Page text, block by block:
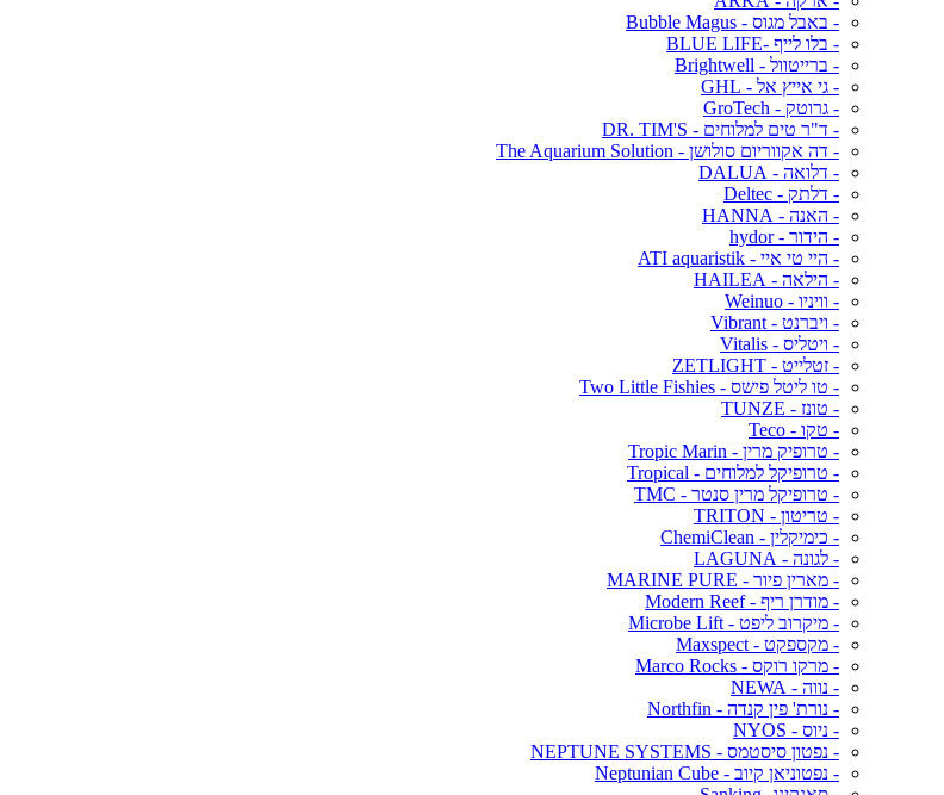
- באבל מגוס - Bubble Magus
- בלו לייף -BLUE LIFE
- ברייטוול - Brightwell
- גי אייץ אל - GHL
- גרוטק - GroTech
- ד"ר טים למלוחים - DR. TIM'S
- דה אקווריום סולושן - The Aquarium Solution
- דלואה - DALUA
- דלתק - Deltec
- האנה - HANNA
- הידור - hydor
- היי טי איי - ATI aquaristik
- הילאה - HAILEA
- וויניו - Weinuo
- ויברנט - Vibrant
- ויטליס - Vitalis
- זטלייט - ZETLIGHT
- טו ליטל פישס - Two Little Fishies
- טונז - TUNZE
- טקו - Teco
- טרופיק מרין - Tropic Marin
- טרופיקל למלוחים - Tropical
- טרופיקל מרין סנטר - TMC
- טריטון - TRITON
- כימיקלין - ChemiClean
- לגונה - LAGUNA
- מארין פיור - MARINE PURE
- מודרן ריף - Modern Reef
- מיקרוב ליפט - Microbe Lift
- מקספקט - Maxspect
- מרקו רוקס - Marco Rocks
- נווה - NEWA
- נורת' פין קנדה - Northfin
- ניוס - NYOS
- נפטון סיסטמס - NEPTUNE SYSTEMS
- נפטוניאן קיוב - Neptunian Cube